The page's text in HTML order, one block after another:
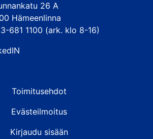
26 A
Hämeenlinna
681 1100 (ark. klo 8-16)
Toimitusehdot
Evästeilmoitus
Kirjaudu sisään